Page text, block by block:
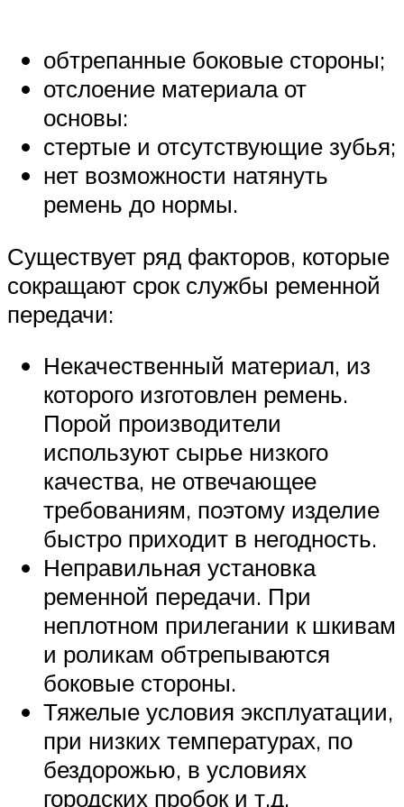
обтрепанные боковые стороны;
отслоение материала от
основы:
стертые и отсутствующие зубья;
нет возможности натянуть
ремень до нормы.
Существует ряд факторов, которые
сокращают срок службы ременной
передачи:
Некачественный материал, из
которого изготовлен ремень.
Порой производители
используют сырье низкого
качества, не отвечающее
требованиям, поэтому изделие
быстро приходит в негодность.
Неправильная установка
ременной передачи. При
неплотном прилегании к шкивам
и роликам обтрепываются
боковые стороны.
Тяжелые условия эксплуатации,
при низких температурах, по
бездорожью, в условиях
городских пробок и т.д.